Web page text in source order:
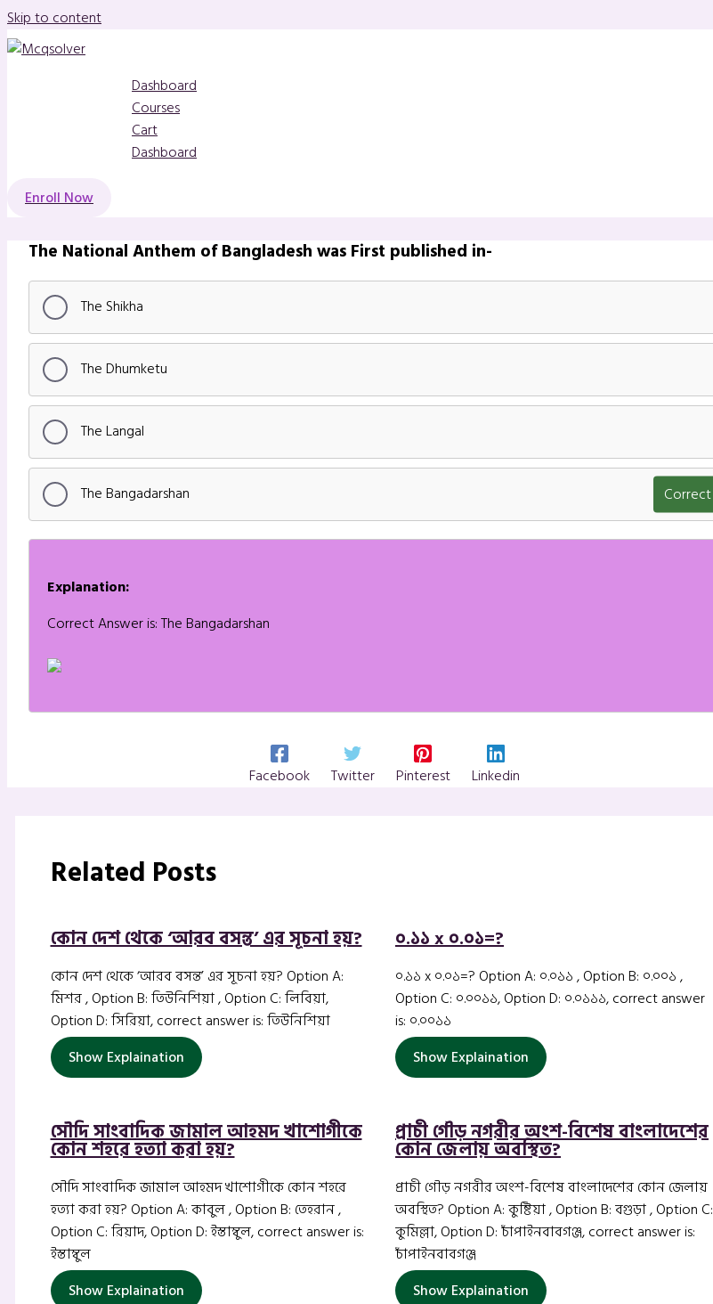
Skip to content
Dashboard
Courses
Cart
Dashboard
Enroll Now
The National Anthem of Bangladesh was First published in-
The Shikha
The Dhumketu
The Langal
The Bangadarshan Correct
Explanation:
Correct Answer is: The Bangadarshan
Facebook Twitter Pinterest Linkedin
Related Posts
কোন দেশ থেকে ‘আরব বসন্ত’ এর সূচনা হয়?
কোন দেশ থেকে ‘আরব বসন্ত’ এর সূচনা হয়? Option A:
মিশর , Option B: তিউনিশিয়া , Option C: লিবিয়া,
Option D: সিরিয়া, correct answer is: তিউনিশিয়া
Show Explaination
০.১১ x ০.০১=?
০.১১ x ০.০১=? Option A: ০.০১১ , Option B: ০.০০১ ,
Option C: ০.০০১১, Option D: ০.০১১১, correct answer
is: ০.০০১১
Show Explaination
সৌদি সাংবাদিক জামাল আহমদ খাশোগীকে
কোন শহরে হত্যা করা হয়?
সৌদি সাংবাদিক জামাল আহমদ খাশোগীকে কোন শহরে
হত্যা করা হয়? Option A: কাবুল , Option B: তেহরান ,
Option C: রিয়াদ, Option D: ইস্তাম্বুল, correct answer is:
ইস্তাম্বুল
Show Explaination
প্রাচী গৌড় নগরীর অংশ-বিশেষ বাংলাদেশের
কোন জেলায় অবস্থিত?
প্রাচী গৌড় নগরীর অংশ-বিশেষ বাংলাদেশের কোন জেলায়
অবস্থিত? Option A: কুষ্টিয়া , Option B: বগুড়া , Option C:
কুমিল্লা, Option D: চাঁপাইনবাবগঞ্জ, correct answer is:
চাঁপাইনবাবগঞ্জ
Show Explaination